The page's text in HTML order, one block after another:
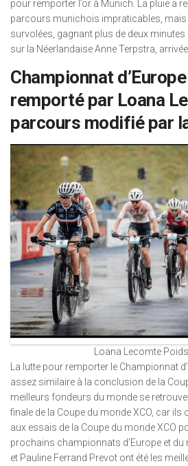
pour remporter l’or à Munich. La pluie a
parcours munichois impraticables,
survolées, gagnant plus de deux
sur la Néerlandaise Anne Terpstra,
Championnat
remporté par Loana
parcours modifié par
Loana Lecomte
La lutte pour remporter le Championnat
assez similaire à la conclusion de la
meilleurs fondeurs du monde se
finale de la Coupe du monde XCO, car
aux essais de la Coupe du monde XCO
prochains championnats d’Europe et
et Pauline Ferrand Prevot ont été les